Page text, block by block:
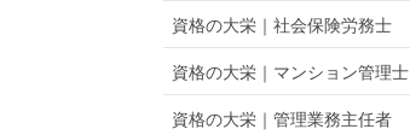
資格の大栄｜社会保険労務士
資格の大栄｜マンション管理士
資格の大栄｜管理業務主任者